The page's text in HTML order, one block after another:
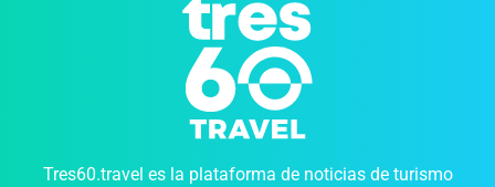
Tres60.travel es la plataforma de noticias de turismo